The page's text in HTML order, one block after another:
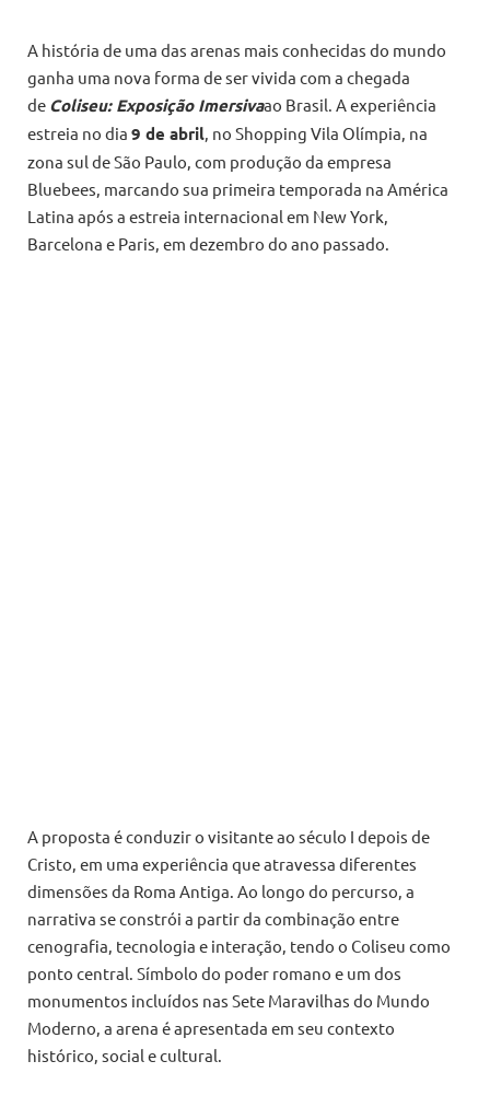
A história de uma das arenas mais conhecidas do mundo
ganha uma nova forma de ser vivida com a chegada
de Coliseu: Exposição Imersivaao Brasil. A experiência
estreia no dia 9 de abril, no Shopping Vila Olímpia, na
zona sul de São Paulo, com produção da empresa
Bluebees, marcando sua primeira temporada na América
Latina após a estreia internacional em New York,
Barcelona e Paris, em dezembro do ano passado.
A proposta é conduzir o visitante ao século I depois de
Cristo, em uma experiência que atravessa diferentes
dimensões da Roma Antiga. Ao longo do percurso, a
narrativa se constrói a partir da combinação entre
cenografia, tecnologia e interação, tendo o Coliseu como
ponto central. Símbolo do poder romano e um dos
monumentos incluídos nas Sete Maravilhas do Mundo
Moderno, a arena é apresentada em seu contexto
histórico, social e cultural.